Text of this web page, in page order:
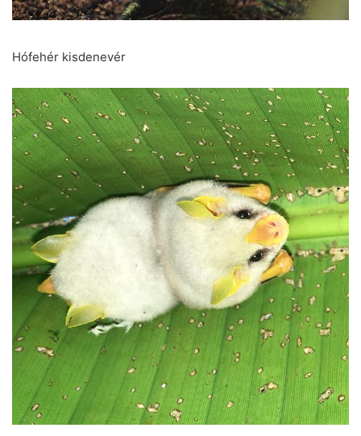
Hófehér kisdenevér